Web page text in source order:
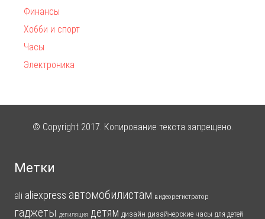
Финансы
Хобби и спорт
Часы
Электроника
© Copyright 2017. Копирование текста запрещено.
Метки
ali aliexpress автомобилистам видеорегистратор
гаджеты депиляция детям дизайн дизайнерские часы для детей